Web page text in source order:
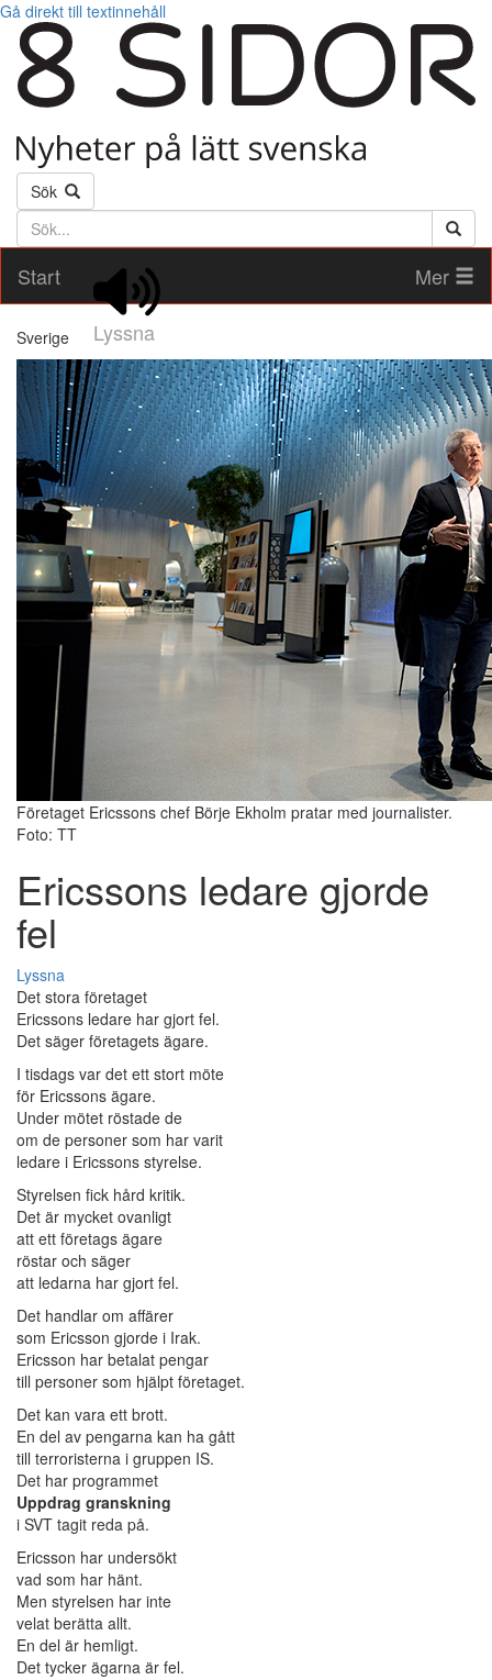
Gå direkt till textinnehåll
Sök
Söktext
Start
Lyssna
Mer
Sverige
Företaget Ericssons chef Börje Ekholm pratar med journalister.
Foto: TT
Ericssons ledare gjorde
fel
Lyssna
Det stora företaget
Ericssons ledare har gjort fel.
Det säger företagets ägare.
I tisdags var det ett stort möte
för Ericssons ägare.
Under mötet röstade de
om de personer som har varit
ledare i Ericssons styrelse.
Styrelsen fick hård kritik.
Det är mycket ovanligt
att ett företags ägare
röstar och säger
att ledarna har gjort fel.
Det handlar om affärer
som Ericsson gjorde i Irak.
Ericsson har betalat pengar
till personer som hjälpt företaget.
Det kan vara ett brott.
En del av pengarna kan ha gått
till terroristerna i gruppen IS.
Det har programmet
Uppdrag granskning
i SVT tagit reda på.
Ericsson har undersökt
vad som har hänt.
Men styrelsen har inte
velat berätta allt.
En del är hemligt.
Det tycker ägarna är fel.